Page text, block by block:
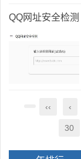
QQ网址安全检测
‹‹ ‹
30